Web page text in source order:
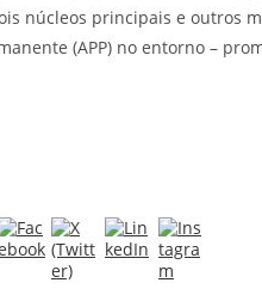
núcleos principais e outros
(APP) no entorno –